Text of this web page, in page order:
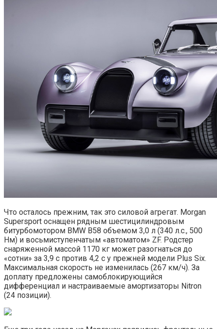
Что осталось прежним, так это силовой агрегат. Morgan
Supersport оснащен рядным шестицилиндровым
битурбомотором BMW B58 объемом 3,0 л (340 л.с., 500
Нм) и восьмиступенчатым «автоматом» ZF. Родстер
снаряженной массой 1170 кг может разогнаться до
«сотни» за 3,9 с против 4,2 с у прежней модели Plus Six.
Максимальная скорость не изменилась (267 км/ч). За
доплату предложены самоблокирующийся
дифференциал и настраиваемые амортизаторы Nitron
(24 позиции).